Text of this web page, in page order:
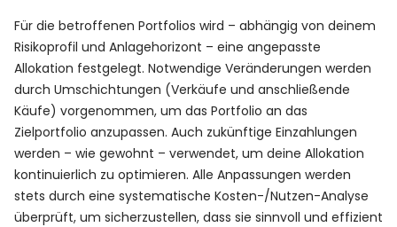
Für die betroffenen Portfolios wird – abhängig von deinem
Risikoprofil und Anlagehorizont – eine angepasste
Allokation festgelegt. Notwendige Veränderungen werden
durch Umschichtungen (Verkäufe und anschließende
Käufe) vorgenommen, um das Portfolio an das
Zielportfolio anzupassen. Auch zukünftige Einzahlungen
werden – wie gewohnt – verwendet, um deine Allokation
kontinuierlich zu optimieren. Alle Anpassungen werden
stets durch eine systematische Kosten-/Nutzen-Analyse
überprüft, um sicherzustellen, dass sie sinnvoll und effizient